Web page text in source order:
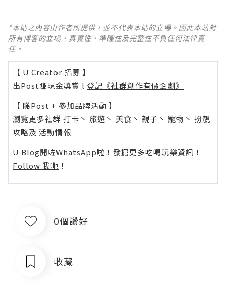
*本站之內容由作者所提供，並不代表本站的立場。因此本站對
所有博客的立場、真實性、準確性及完整性不負任何法律責
任。
【 U Creator 招募 】
出Post賺現金獎賞 l 登記《社群創作有價企劃》
【 睇Post + 參加品牌活動 】
瀏覽更多社群 打卡 丶 旅遊 丶 美食 丶 親子 丶 寵物 丶 扮靚
攻略及 活動情報
U Blog開咗WhatsApp啦！發掘更多吃喝玩樂資訊！
Follow 我哋 ！
0個讚好
收藏